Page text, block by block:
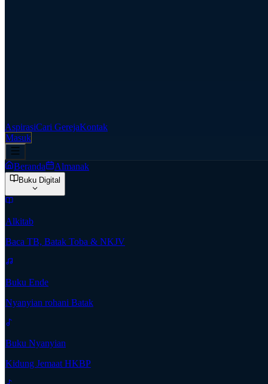
AspirasiCari GerejaKontak
Masuk
Beranda Almanak
Buku Digital
Alkitab
Baca TB, Batak Toba & NKJV
Buku Ende
Nyanyian rohani Batak
Buku Nyanyian
Kidung Jemaat HKBP